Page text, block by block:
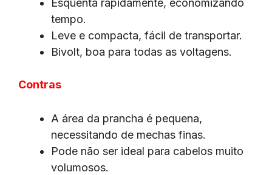
Esquenta rapidamente, economizando
tempo.
Leve e compacta, fácil de transportar.
Bivolt, boa para todas as voltagens.
Contras
A área da prancha é pequena,
necessitando de mechas finas.
Pode não ser ideal para cabelos muito
volumosos.